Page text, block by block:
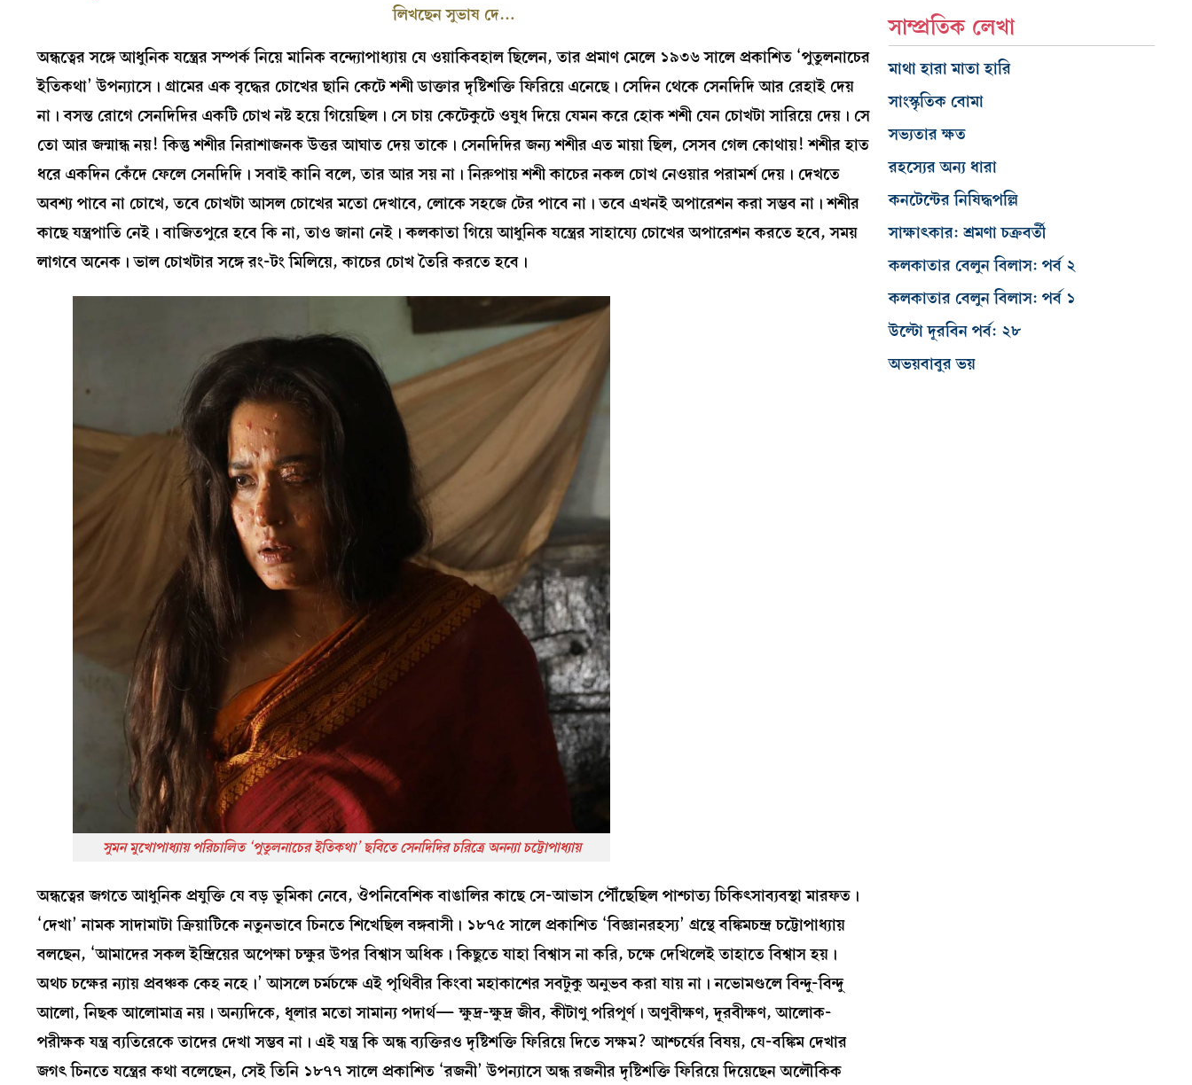
লিখছেন সুভাষ দে…
অন্ধত্বের সঙ্গে আধুনিক যন্ত্রের সম্পর্ক নিয়ে মানিক বন্দ্যোপাধ্যায় যে ওয়াকিবহাল ছিলেন, তার প্রমাণ মেলে ১৯৩৬ সালে প্রকাশিত ‘পুতুলনাচের
ইতিকথা’ উপন্যাসে। গ্রামের এক বৃদ্ধের চোখের ছানি কেটে শশী ডাক্তার দৃষ্টিশক্তি ফিরিয়ে এনেছে। সেদিন থেকে সেনদিদি আর রেহাই দেয়
না। বসন্ত রোগে সেনদিদির একটি চোখ নষ্ট হয়ে গিয়েছিল। সে চায় কেটেকুটে ওষুধ দিয়ে যেমন করে হোক শশী যেন চোখটা সারিয়ে দেয়। সে
তো আর জন্মান্ধ নয়‍! কিন্তু শশীর নিরাশাজনক উত্তর আঘাত দেয় তাকে। সেনদিদির জন্য শশীর এত মায়া ছিল, সেসব গেল কোথায়! শশীর হাত
ধরে একদিন কেঁদে ফেলে সেনদিদি। সবাই কানি বলে, তার আর সয় না। নিরুপায় শশী কাচের নকল চোখ নেওয়ার পরামর্শ দেয়। দেখতে
অবশ্য পাবে না চোখে, তবে চোখটা আসল চোখের মতো দেখাবে, লোকে সহজে টের পাবে না। তবে এখনই অপারেশন করা সম্ভব না। শশীর
কাছে যন্ত্রপাতি নেই। বাজিতপুরে হবে কি না, তাও জানা নেই। কলকাতা গিয়ে আধুনিক যন্ত্রের সাহায্যে চোখের অপারেশন করতে হবে, সময়
লাগবে অনেক। ভাল চোখটার সঙ্গে রং-টং মিলিয়ে, কাচের চোখ তৈরি করতে হবে।
সুমন মুখোপাধ্যায় পরিচালিত ‘পুতুলনাচের ইতিকথা’ ছবিতে সেনদিদির চরিত্রে অনন্যা চট্টোপাধ্যায়
অন্ধত্বের জগতে আধুনিক প্রযুক্তি যে বড় ভূমিকা নেবে, ঔপনিবেশিক বাঙালির কাছে সে-আভাস পৌঁছেছিল পাশ্চাত্য চিকিৎসাব্যবস্থা মারফত।
‘দেখা’ নামক সাদামাটা ক্রিয়াটিকে নতুনভাবে চিনতে শিখেছিল বঙ্গবাসী। ১৮৭৫ সালে প্রকাশিত ‘বিজ্ঞানরহস্য’ গ্রন্থে বঙ্কিমচন্দ্র চট্টোপাধ্যায়
বলছেন, ‘আমাদের সকল ইন্দ্রিয়ের অপেক্ষা চক্ষুর উপর বিশ্বাস অধিক। কিছুতে যাহা বিশ্বাস না করি, চক্ষে দেখিলেই তাহাতে বিশ্বাস হয়।
অথচ চক্ষের ন্যায় প্রবঞ্চক কেহ নহে।’ আসলে চর্মচক্ষে এই পৃথিবীর কিংবা মহাকাশের সবটুকু অনুভব করা যায় না। নভোমণ্ডলে বিন্দু-বিন্দু
আলো, নিছক আলোমাত্র নয়। অন্যদিকে, ধূলার মতো সামান্য পদার্থ— ক্ষুদ্র-ক্ষুদ্র জীব, কীটাণু পরিপূর্ণ। অণুবীক্ষণ, দূরবীক্ষণ, আলোক-
পরীক্ষক যন্ত্র ব্যতিরেকে তাদের দেখা সম্ভব না। এই যন্ত্র কি অন্ধ ব্যক্তিরও দৃষ্টিশক্তি ফিরিয়ে দিতে সক্ষম? আশ্চর্যের বিষয়, যে-বঙ্কিম দেখার
জগৎ চিনতে যন্ত্রের কথা বলেছেন, সেই তিনি ১৮৭৭ সালে প্রকাশিত ‘রজনী’ উপন্যাসে অন্ধ রজনীর দৃষ্টিশক্তি ফিরিয়ে দিয়েছেন অলৌকিক
সাম্প্রতিক লেখা
মাথা হারা মাতা হারি
সাংস্কৃতিক বোমা
সভ্যতার ক্ষত
রহস্যের অন্য ধারা
কনটেন্টের নিষিদ্ধপল্লি
সাক্ষাৎকার: শ্রমণা চক্রবর্তী
কলকাতার বেলুন বিলাস: পর্ব ২
কলকাতার বেলুন বিলাস: পর্ব ১
উল্টো দূরবিন পর্ব: ২৮
অভয়বাবুর ভয়